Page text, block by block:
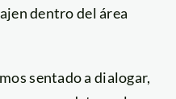
dentro del área
sentado a dialogar,